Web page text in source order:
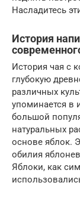
Насладитесь
История
История чая с
глубокую
различных
упоминается в
большой
натуральных
основе яблок.
обилия
Яблоки, как